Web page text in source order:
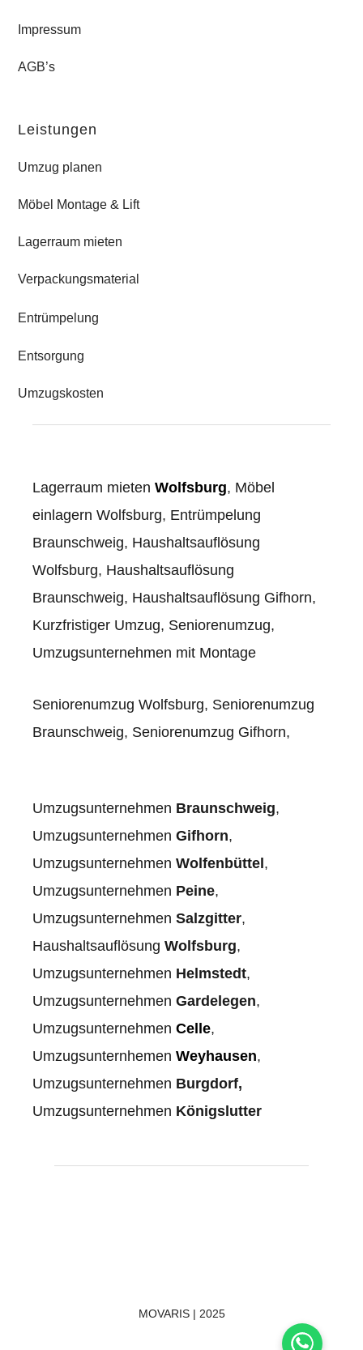
Impressum
AGB’s
Leistungen
Umzug planen
Möbel Montage & Lift
Lagerraum mieten
Verpackungsmaterial
Entrümpelung
Entsorgung
Umzugskosten
Lagerraum mietenWolfsburg, Möbel
einlagern Wolfsburg, Entrümpelung
Braunschweig, Haushaltsauflösung
Wolfsburg, Haushaltsauflösung
Braunschweig, Haushaltsauflösung Gifhorn,
Kurzfristiger Umzug, Seniorenumzug,
Umzugsunternehmen mit Montage
Seniorenumzug Wolfsburg, Seniorenumzug
Braunschweig, Seniorenumzug Gifhorn,
Umzugsunternehmen Braunschweig,
UmzugsunternehmenGifhorn,
UmzugsunternehmenWolfenbüttel ,
Umzugsunternehmen Peine,
UmzugsunternehmenSalzgitter,
HaushaltsauflösungWolfsburg,
Umzugsunternehmen Helmstedt,
UmzugsunternehmenGardelegen,
UmzugsunternehmenCelle,
UmzugsunternhemenWeyhausen,
Umzugsunternehmen Burgdorf,
Umzugsunternehmen Königslutter
MOVARIS | 2025